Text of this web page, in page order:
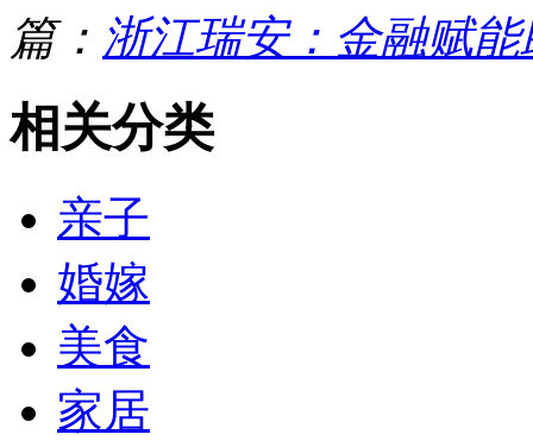
篇： 浙江瑞安：金融赋
相关分类
亲子
婚嫁
美食
家居